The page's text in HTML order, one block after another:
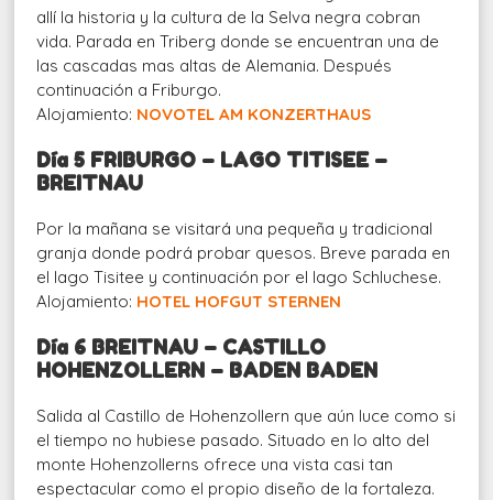
allí la historia y la cultura de la Selva negra cobran
vida. Parada en Triberg donde se encuentran una de
las cascadas mas altas de Alemania. Después
continuación a Friburgo.
Alojamiento: NOVOTEL AM KONZERTHAUS
Día 5 FRIBURGO – LAGO TITISEE –
BREITNAU
Por la mañana se visitará una pequeña y tradicional
granja donde podrá probar quesos. Breve parada en
el lago Tisitee y continuación por el lago Schluchese.
Alojamiento: HOTEL HOFGUT STERNEN
Día 6 BREITNAU – CASTILLO
HOHENZOLLERN – BADEN BADEN
Salida al Castillo de Hohenzollern que aún luce como si
el tiempo no hubiese pasado. Situado en lo alto del
monte Hohenzollerns ofrece una vista casi tan
espectacular como el propio diseño de la fortaleza.